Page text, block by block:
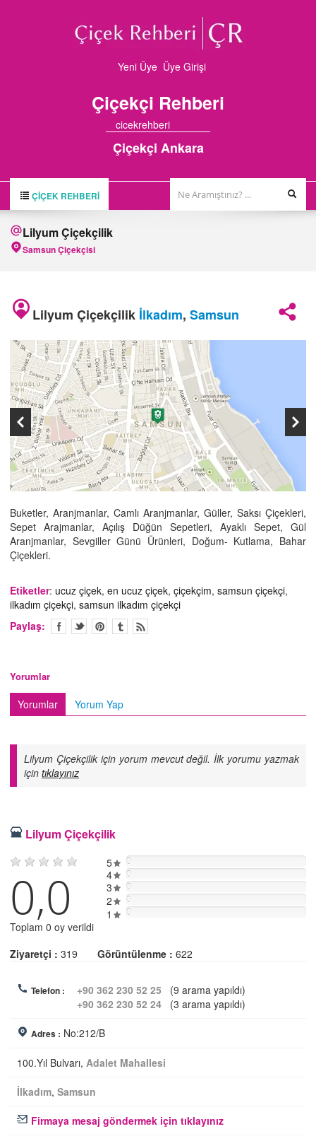
Yeni Üye Üye Girişi
Çiçekçi Rehberi
cicekrehberi
Çiçekçi Ankara
ÇIÇEK REHBERI
ÇİÇEKÇİLER
FİRMA BAŞVURUSU
İLETİŞİM
Lilyum Çiçekçilik
Samsun Çiçekçisi
Lilyum Çiçekçilik İlkadım, Samsun
Buketler, Aranjmanlar, Camlı Aranjmanlar, Güller, Saksı Çiçekleri,
Sepet Arajmanlar, Açılış Düğün Sepetleri, Ayaklı Sepet, Gül
Aranjmanlar, Sevgiller Günü Ürünleri, Doğum- Kutlama, Bahar
Çiçekleri.
Etiketler: ucuz çiçek, en ucuz çiçek, çiçekçim, samsun çiçekçi,
ilkadım çiçekçi, samsun ilkadım çiçekçi
Paylaş:
Yorumlar
Yorumlar Yorum Yap
Lilyum Çiçekçilik için yorum mevcut değil. İlk yorumu yazmak
için tıklayınız
Lilyum Çiçekçilik
0,0
Toplam 0 oy verildi
5 0
4 0
3 0
2 0
1 0
Ziyaretçi : 319 Görüntülenme : 622
Telefon : +90 362 230 52 25
(9 arama yapıldı)
+90 362 230 52 24
(3 arama yapıldı)
Adres : No:212/B
100.Yıl Bulvarı, Adalet Mahallesi
İlkadım, Samsun
Firmaya mesaj göndermek için tıklayınız